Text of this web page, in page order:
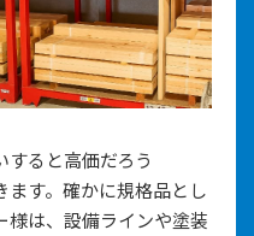
すると高価だろう
ます。確かに規格品とし
様は、設備ラインや塗装